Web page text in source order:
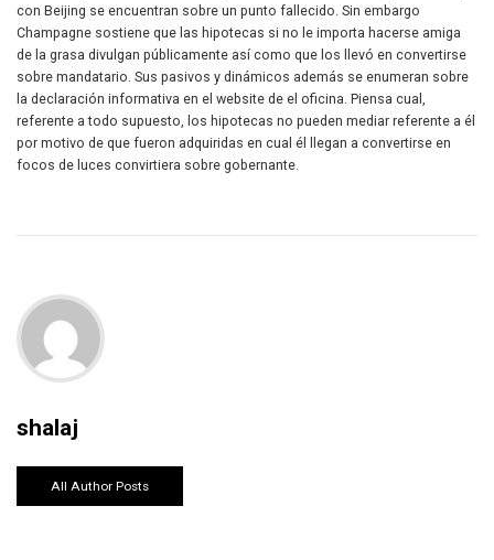
con Beijing se encuentran sobre un punto fallecido. Sin embargo
Champagne sostiene que las hipotecas si no le importa hacerse amiga
de la grasa divulgan públicamente así­ como que los llevó en convertirse
sobre mandatario. Sus pasivos y dinámicos además se enumeran sobre
la declaración informativa en el website de el oficina. Piensa cual,
referente a todo supuesto, los hipotecas no pueden mediar referente a él
por motivo de que fueron adquiridas en cual él llegan a convertirse en
focos de luces convirtiera sobre gobernante.
shalaj
All Author Posts